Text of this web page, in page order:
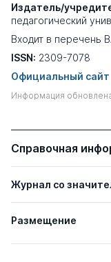
Издатель/
педагогический
Входит в перечень
ISSN: 2309-7078
Официальный сайт
Информация
Справочная
Журнал со
Размещение